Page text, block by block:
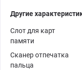
Другие
Слот для карт
памяти
Сканер отпечатка
пальца